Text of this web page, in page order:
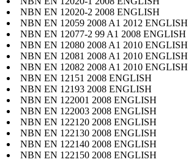
NBN EN 12020-2 2008 ENGLISH
NBN EN 12059 2008 A1 2012 ENGLISH
NBN EN 12077-2 99 A1 2008 ENGLISH
NBN EN 12080 2008 A1 2010 ENGLISH
NBN EN 12081 2008 A1 2010 ENGLISH
NBN EN 12082 2008 A1 2010 ENGLISH
NBN EN 12151 2008 ENGLISH
NBN EN 12193 2008 ENGLISH
NBN EN 122001 2008 ENGLISH
NBN EN 122003 2008 ENGLISH
NBN EN 122120 2008 ENGLISH
NBN EN 122130 2008 ENGLISH
NBN EN 122140 2008 ENGLISH
NBN EN 122150 2008 ENGLISH